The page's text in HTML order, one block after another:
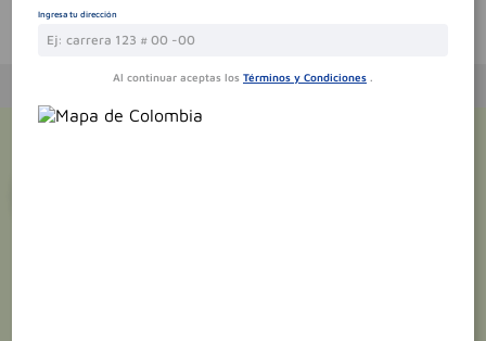
Te puede interesar
Ingresa tu dirección
Al continuar aceptas los Términos y Condiciones .